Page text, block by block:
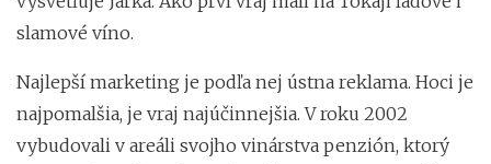
slamové víno.
Najlepší marketing je podľa nej ústna reklama. Hoci je
najpomalšia, je vraj najúčinnejšia. V roku 2002
vybudovali v areáli svojho vinárstva penzión, ktorý